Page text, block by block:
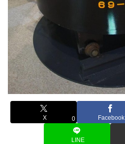
X 0 Facebook
LINE